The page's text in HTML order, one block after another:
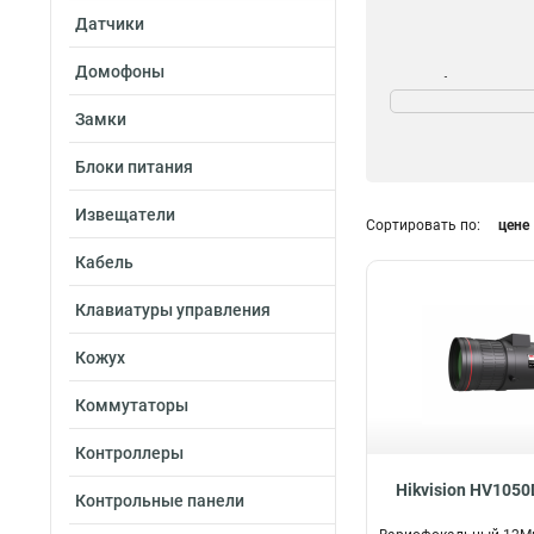
Датчики
Домофоны
Замки
Блоки питания
Извещатели
Кабель
Клавиатуры управления
Кожух
Коммутаторы
Контроллеры
Контрольные панели
Угол обзора
922°-286° 1
516°-167°
1168°-295° 1
398°-94° 2
998°-271°
Сортировать по: цене
Hikvision